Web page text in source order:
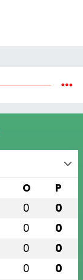
O P
0 0
0 0
0 0
0 0